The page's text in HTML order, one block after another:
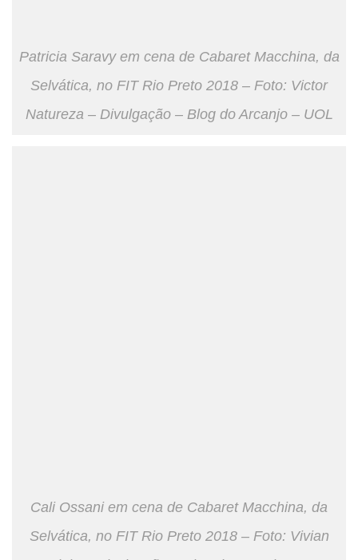
Patricia Saravy em cena de Cabaret Macchina, da
Selvática, no FIT Rio Preto 2018 – Foto: Victor
Natureza – Divulgação – Blog do Arcanjo – UOL
Cali Ossani em cena de Cabaret Macchina, da
Selvática, no FIT Rio Preto 2018 – Foto: Vivian